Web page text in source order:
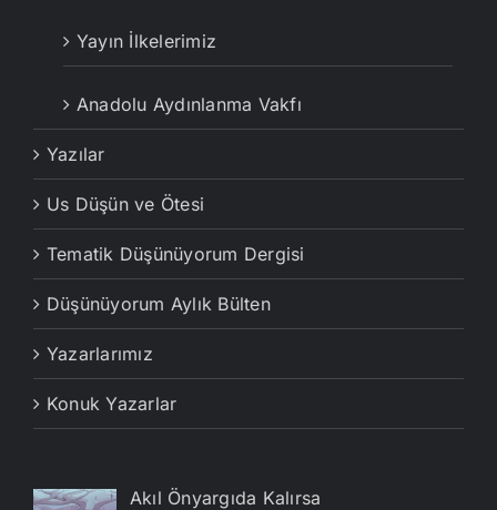
Yayın İlkelerimiz
Anadolu Aydınlanma Vakfı
Yazılar
Us Düşün ve Ötesi
Tematik Düşünüyorum Dergisi
Düşünüyorum Aylık Bülten
Yazarlarımız
Konuk Yazarlar
Akıl Önyargıda Kalırsa